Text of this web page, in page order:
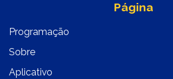
Página
Programação
Sobre
Aplicativo